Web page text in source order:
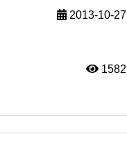
2013-10-27
1582